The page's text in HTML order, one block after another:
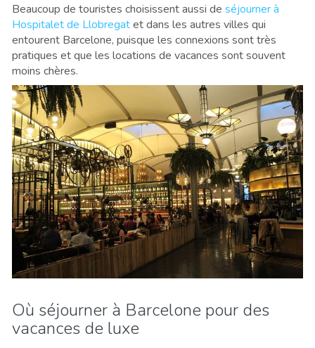
Beaucoup de touristes choisissent aussi de séjourner à
Hospitalet de Llobregatet dans les autres villes qui
entourent Barcelone, puisque les connexions sont très
pratiques et que les locations de vacances sont souvent
moins chères.
Où séjourner à Barcelone pour des
vacances de luxe